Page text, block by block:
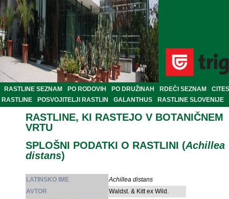
RASTLINE SEZNAM PO RODOVIH PO DRUŽINAH RDEČI SEZNAM
CITES
RASTLINE
POSVOJITELJI RASTLIN GALANTHUS RASTLINE SLOVENIJE
RASTLINE, KI RASTEJO V BOTANIČNEM
VRTU
SPLOŠNI PODATKI O RASTLINI (Achillea
distans)
LATINSKO IME
Achillea distans
AVTOR
Waldst. & Kitt ex Wild.